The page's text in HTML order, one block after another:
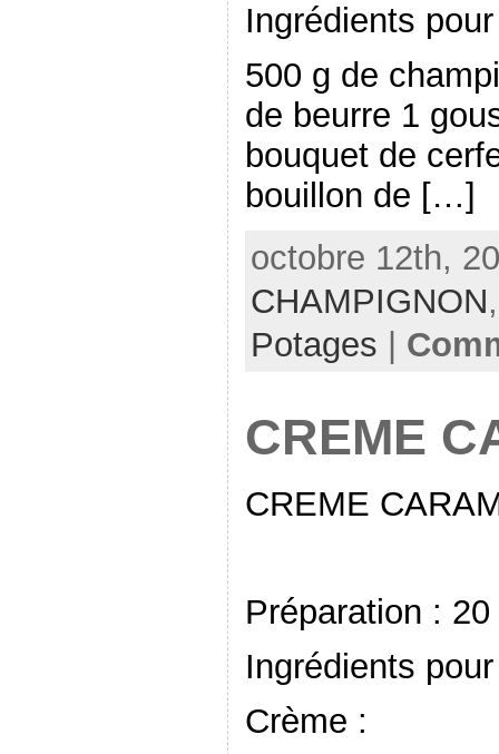
Ingrédients
500 g de
de beurre 1
bouquet de
bouillon de […]
octobre 12th,
CHAMPIGNON
Potages |
CREME
CREME
Préparation :
Ingrédients
Crème :